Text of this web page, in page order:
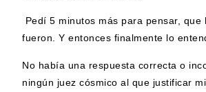
Pedí 5 minutos más para pensar, que
fueron. Y entonces finalmente lo
No había una respuesta correcta o
ningún juez cósmico al que justificar mi